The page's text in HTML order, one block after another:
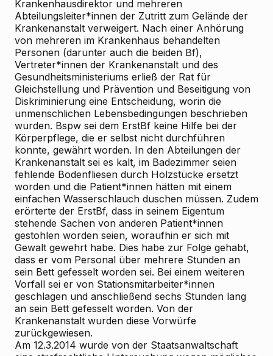
Krankenhausdirektor und mehreren
Abteilungsleiter*innen der Zutritt zum Gelände der
Krankenanstalt verweigert. Nach einer Anhörung
von mehreren im Krankenhaus behandelten
Personen (darunter auch die beiden Bf),
Vertreter*innen der Krankenanstalt und des
Gesundheitsministeriums erließ der Rat für
Gleichstellung und Prävention und Beseitigung von
Diskriminierung eine Entscheidung, worin die
unmenschlichen Lebensbedingungen beschrieben
wurden. Bspw sei dem ErstBf keine Hilfe bei der
Körperpflege, die er selbst nicht durchführen
konnte, gewährt worden. In den Abteilungen der
Krankenanstalt sei es kalt, im Badezimmer seien
fehlende Bodenfliesen durch Holzstücke ersetzt
worden und die Patient*innen hätten mit einem
einfachen Wasserschlauch duschen müssen. Zudem
erörterte der ErstBf, dass in seinem Eigentum
stehende Sachen von anderen Patient*innen
gestohlen worden seien, woraufhin er sich mit
Gewalt gewehrt habe. Dies habe zur Folge gehabt,
dass er vom Personal über mehrere Stunden an
sein Bett gefesselt worden sei. Bei einem weiteren
Vorfall sei er von Stationsmitarbeiter*innen
geschlagen und anschließend sechs Stunden lang
an sein Bett gefesselt worden. Von der
Krankenanstalt wurden diese Vorwürfe
zurückgewiesen.
Am 12.3.2014 wurde von der Staatsanwaltschaft